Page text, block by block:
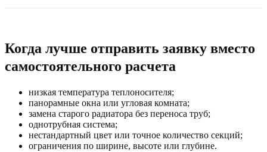
Когда лучше отправить заявку вместо
самостоятельного расчета
низкая температура теплоносителя;
панорамные окна или угловая комната;
замена старого радиатора без переноса труб;
однотрубная система;
нестандартный цвет или точное количество секций;
ограничения по ширине, высоте или глубине.